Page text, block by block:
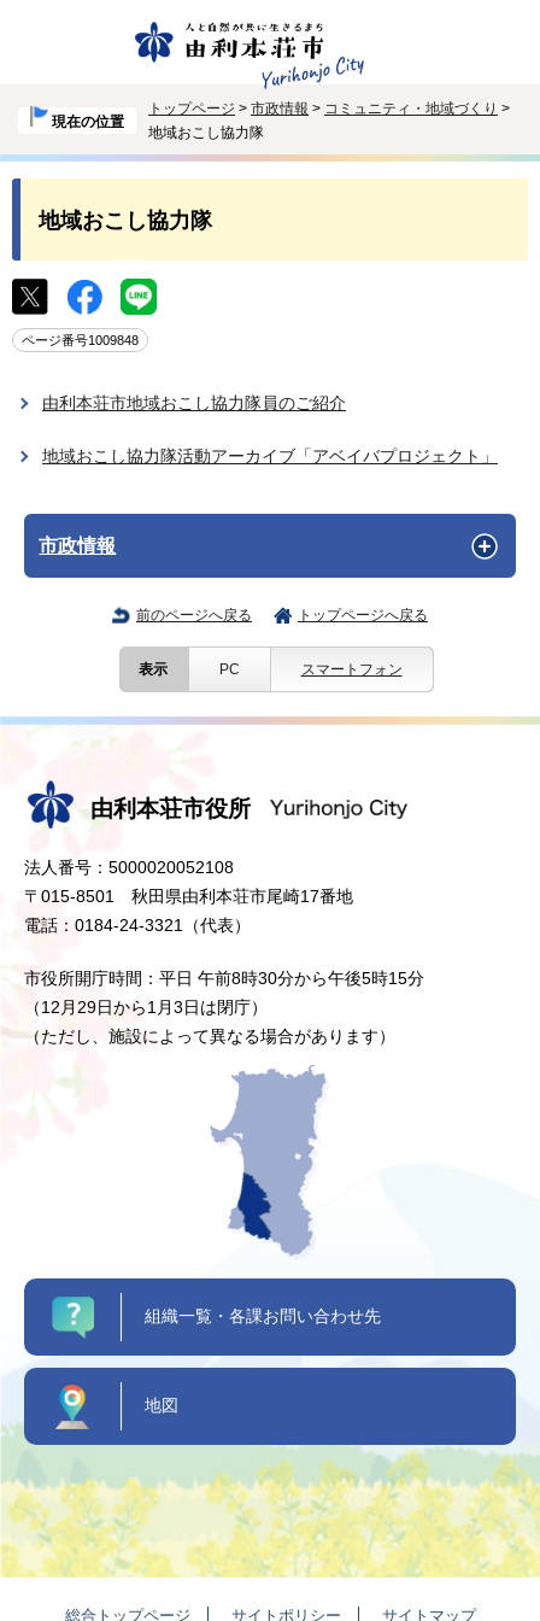
現在の位置
トップページ > 市政情報 > コミュニティ・地域づくり >
地域おこし協力隊
地域おこし協力隊
ページ番号1009848
由利本荘市地域おこし協力隊員のご紹介
地域おこし協力隊活動アーカイブ「アベイバプロジェクト」
市政情報
前のページへ戻る トップページへ戻る
表示 PC スマートフォン
由利本荘市役所
法人番号：5000020052108
〒015-8501 秋田県由利本荘市尾崎17番地
電話：0184-24-3321（代表）
市役所開庁時間：平日 午前8時30分から午後5時15分
（12月29日から1月3日は閉庁）
（ただし、施設によって異なる場合があります）
組織一覧・各課お問い合わせ先
地図
総合トップページ サイトポリシー サイトマップ